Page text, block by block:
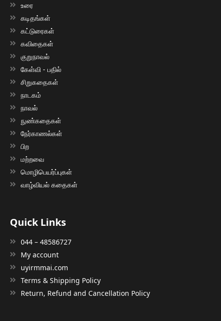
உரை
கடிதங்கள்
கட்டுரைகள்
கவிதைகள்
குறுநாவல்
கேள்வி - பதில்
சிறுகதைகள்
நாடகம்
நாவல்
நுண்கதைகள்
நேர்காணல்கள்
பிற
மற்றவை
மொழிபெயர்ப்புகள்
வாழ்வியல் கதைகள்
Quick Links
044 – 48586727
My account
uyirmmai.com
Terms & Shipping Policy
Return, Refund and Cancellation Policy